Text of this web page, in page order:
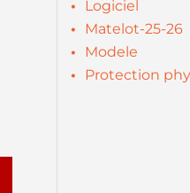
Logiciel
Matelot-25-26
Modele
Protection